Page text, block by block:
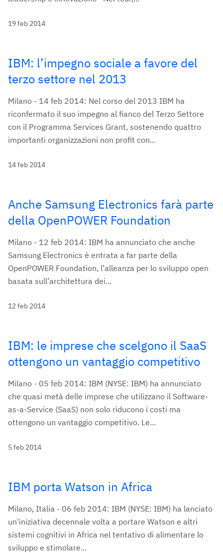
19 feb 2014
IBM: l’impegno sociale a favore del
terzo settore nel 2013
Milano - 14 feb 2014: Nel corso del 2013 IBM ha
riconfermato il suo impegno al fianco del Terzo Settore
con il Programma Services Grant, sostenendo quattro
importanti organizzazioni non profit con...
14 feb 2014
Anche Samsung Electronics farà parte
della OpenPOWER Foundation
Milano - 12 feb 2014: IBM ha annunciato che anche
Samsung Electronics è entrata a far parte della
OpenPOWER Foundation, l’alleanza per lo sviluppo open
basata sull’architettura dei...
12 feb 2014
IBM: le imprese che scelgono il SaaS
ottengono un vantaggio competitivo
Milano - 05 feb 2014: IBM (NYSE: IBM) ha annunciato
che quasi metà delle imprese che utilizzano il Software-
as-a-Service (SaaS) non solo riducono i costi ma
ottengono un vantaggio competitivo. Le...
5 feb 2014
IBM porta Watson in Africa
Milano, Italia - 06 feb 2014: IBM (NYSE: IBM) ha lanciato
un'iniziativa decennale volta a portare Watson e altri
sistemi cognitivi in Africa nel tentativo di alimentare lo
sviluppo e stimolare...